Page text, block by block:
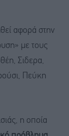
αφορά στην
με τους
Σιδερα,
Πεύκη
η οποία